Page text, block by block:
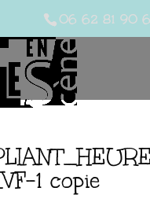
06 62 81 90
1 copie